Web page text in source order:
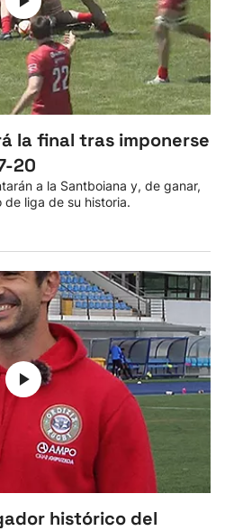
la final tras imponerse
20
a la Santboiana y, de ganar,
de liga de su historia.
histórico del